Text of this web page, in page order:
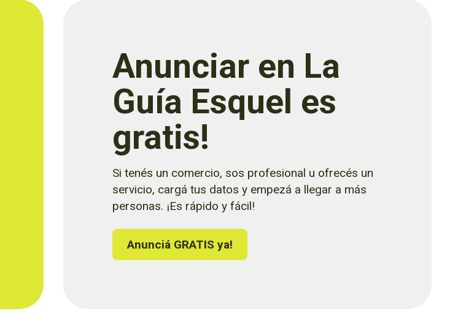
Anunciar en La
Guía Esquel es
gratis!
Si tenés un comercio, sos profesional u ofrecés un
servicio, cargá tus datos y empezá a llegar a más
personas. ¡Es rápido y fácil!
Anunciá GRATIS ya!